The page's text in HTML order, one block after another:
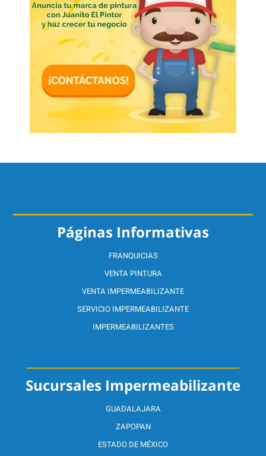
Sucursales Impermeabilizante
GUADALAJARA
ZAPOPAN
ESTADO DE MÉXICO
Páginas Informativas
FRANQUICIAS
VENTA PINTURA
VENTA IMPERMEABILIZANTE
SERVICIO IMPERMEABILIZANTE
IMPERMEABILIZANTES